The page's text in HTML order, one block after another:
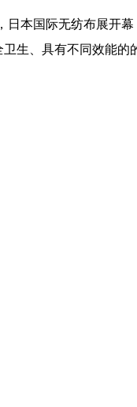
日本国际无纺布展开
生、具有不同效能的